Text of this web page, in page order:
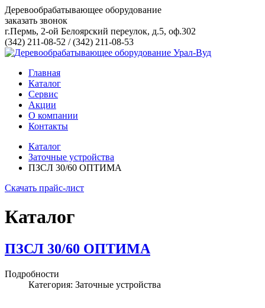
Деревообрабатывающее оборудование
заказать звонок
г.Пермь, 2-ой Белоярский переулок, д.5, оф.302
(342) 211-08-52 /(342) 211-08-53
Главная
Каталог
Сервис
Акции
О компании
Контакты
Каталог
Заточные устройства
ПЗСЛ 30/60 ОПТИМА
Скачать прайс-лист
Каталог
ПЗСЛ 30/60 ОПТИМА
Подробности
Категория: Заточные устройства